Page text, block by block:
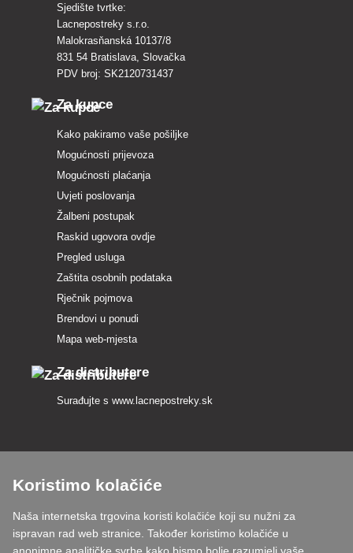
Sjedište tvrtke:
Lacnepostreky s.r.o.
Malokrasňanská 10137/8
831 54 Bratislava, Slovačka
PDV broj: SK2120731437
Za kupce
Kako pakiramo vaše pošiljke
Mogućnosti prijevoza
Mogućnosti plaćanja
Uvjeti poslovanja
Žalbeni postupak
Raskid ugovora ovdje
Pregled usluga
Zaštita osobnih podataka
Rječnik pojmova
Brendovi u ponudi
Mapa web-mjesta
Za distributere
Surađujte s www.lacnepostreky.sk
Uvijek ćemo vas profesionalno savjetovati
Reklamacije obrađujemo u roku od 24 sata
Koristimo kolačiće
Naša internetska trgovina koristi kolačiće koji su nužni za
ispravan rad web stranice. Također koristimo kolačiće u